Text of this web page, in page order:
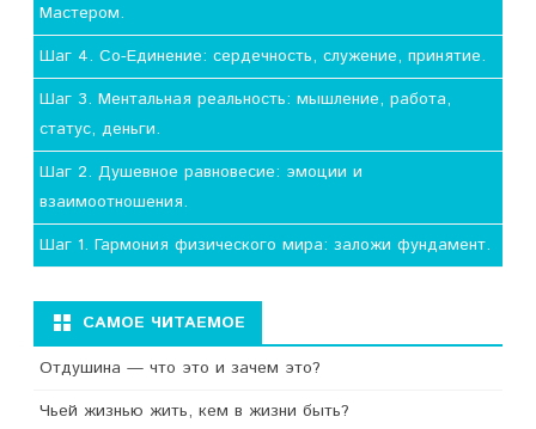
Мастером.
Шаг 4. Со-Единение: сердечность, служение, принятие.
Шаг 3. Ментальная реальность: мышление, работа,
статус, деньги.
Шаг 2. Душевное равновесие: эмоции и
взаимоотношения.
Шаг 1. Гармония физического мира: заложи фундамент.
САМОЕ ЧИТАЕМОЕ
Отдушина — что это и зачем это?
Чьей жизнью жить, кем в жизни быть?